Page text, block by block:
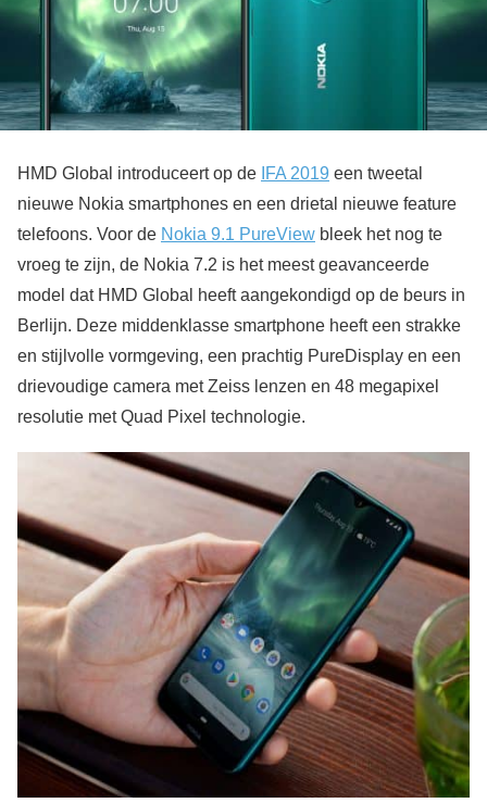
HMD Global introduceert op de IFA 2019 een tweetal
nieuwe Nokia smartphones en een drietal nieuwe feature
telefoons. Voor de Nokia 9.1 PureView bleek het nog te
vroeg te zijn, de Nokia 7.2 is het meest geavanceerde
model dat HMD Global heeft aangekondigd op de beurs in
Berlijn. Deze middenklasse smartphone heeft een strakke
en stijlvolle vormgeving, een prachtig PureDisplay en een
drievoudige camera met Zeiss lenzen en 48 megapixel
resolutie met Quad Pixel technologie.